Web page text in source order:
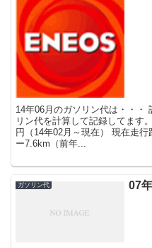
14年06月のガソリン代は・・・
リン代を計算して記録してま
円（14年02月～現在） 現在走
ー7.6km（前年...
ガソリン代 07